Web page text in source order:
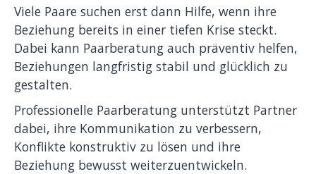
Viele Paare suchen erst dann Hilfe, wenn ihre
Beziehung bereits in einer tiefen Krise steckt.
Dabei kann Paarberatung auch präventiv helfen,
Beziehungen langfristig stabil und glücklich zu
gestalten.
Professionelle Paarberatung unterstützt Partner
dabei, ihre Kommunikation zu verbessern,
Konflikte konstruktiv zu lösen und ihre
Beziehung bewusst weiterzuentwickeln.